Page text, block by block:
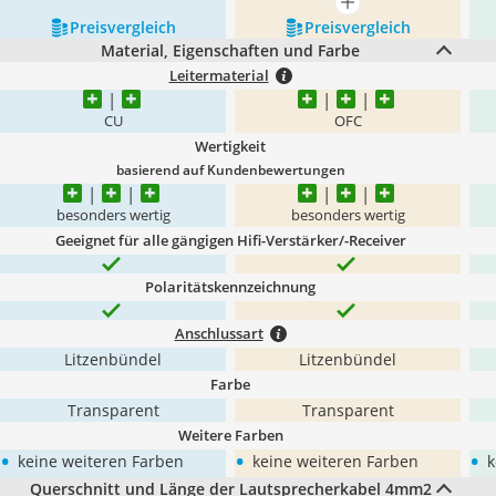
mehr anzeigen
Preis­vergleich
Preis­vergleich
Material, Eigenschaften und Farbe
Leitermaterial
CU OFC
Wertigkeit
basierend auf Kundenbewertungen
besonders wertig besonders wertig
Geeignet für alle gängigen Hifi-Verstärker/-Receiver
Polaritätskennzeichnung
Anschlussart
Litzenbündel Litzenbündel
Farbe
Transparent Transparent
Weitere Farben
• keine weiteren Farben • keine weiteren Farben •
Querschnitt und Länge der Lautsprecherkabel 4mm2